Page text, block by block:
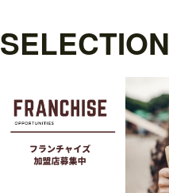
SELECTION